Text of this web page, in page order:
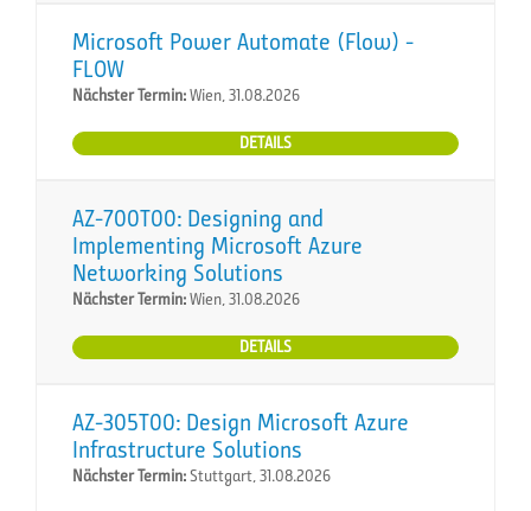
Microsoft Power Automate (Flow) -
FLOW
Nächster Termin:Wien, 31.08.2026
DETAILS
AZ-700T00: Designing and
Implementing Microsoft Azure
Networking Solutions
Nächster Termin:Wien, 31.08.2026
DETAILS
AZ-305T00: Design Microsoft Azure
Infrastructure Solutions
Nächster Termin:Stuttgart, 31.08.2026